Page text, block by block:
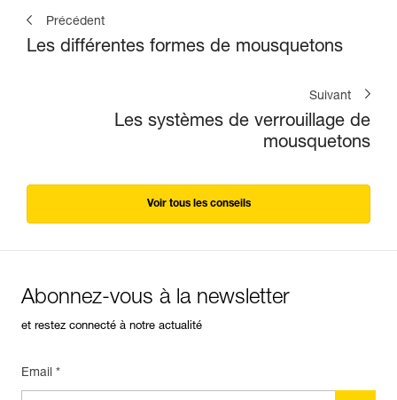
Précédent
Les différentes formes de mousquetons
Suivant
Les systèmes de verrouillage de
mousquetons
Voir tous les conseils
Abonnez-vous à la newsletter
et restez connecté à notre actualité
Email *